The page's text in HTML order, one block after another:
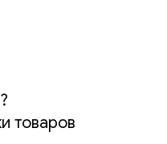
товаров